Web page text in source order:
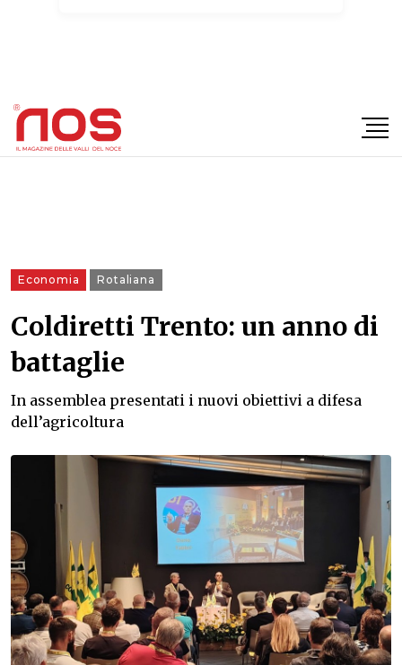
Economia Rotaliana
Coldiretti Trento: un anno di
battaglie
In assemblea presentati i nuovi obiettivi a difesa
dell’agricoltura